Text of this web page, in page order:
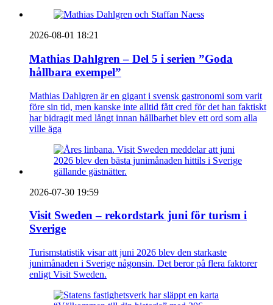
2026-08-01 18:21
Mathias Dahlgren – Del 5 i serien ”Goda
hållbara exempel”
Mathias Dahlgren är en gigant i svensk gastronomi som varit
före sin tid, men kanske inte alltid fått cred för det han faktiskt
har bidragit med långt innan hållbarhet blev ett ord som alla
ville äga
2026-07-30 19:59
Visit Sweden – rekordstark juni för turism i
Sverige
Turismstatistik visar att juni 2026 blev den starkaste
junimånaden i Sverige någonsin. Det beror på flera faktorer
enligt Visit Sweden.